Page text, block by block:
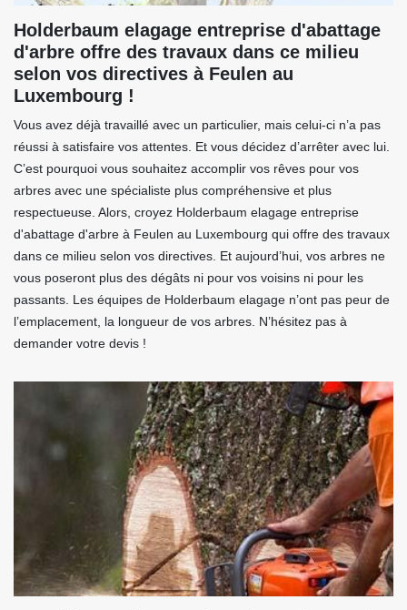
Holderbaum elagage entreprise d'abattage
d'arbre offre des travaux dans ce milieu
selon vos directives à Feulen au
Luxembourg !
Vous avez déjà travaillé avec un particulier, mais celui-ci n’a pas
réussi à satisfaire vos attentes. Et vous décidez d’arrêter avec lui.
C’est pourquoi vous souhaitez accomplir vos rêves pour vos
arbres avec une spécialiste plus compréhensive et plus
respectueuse. Alors, croyez Holderbaum elagage entreprise
d'abattage d'arbre à Feulen au Luxembourg qui offre des travaux
dans ce milieu selon vos directives. Et aujourd’hui, vos arbres ne
vous poseront plus des dégâts ni pour vos voisins ni pour les
passants. Les équipes de Holderbaum elagage n’ont pas peur de
l’emplacement, la longueur de vos arbres. N’hésitez pas à
demander votre devis !